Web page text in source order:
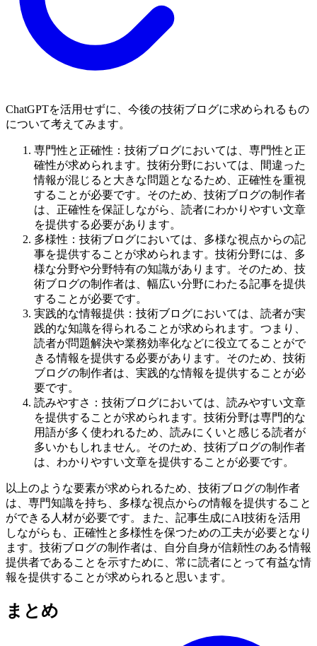
ChatGPTを活用せずに、今後の技術ブログに求められるもの
について考えてみます。
専門性と正確性：技術ブログにおいては、専門性と正
確性が求められます。技術分野においては、間違った
情報が混じると大きな問題となるため、正確性を重視
することが必要です。そのため、技術ブログの制作者
は、正確性を保証しながら、読者にわかりやすい文章
を提供する必要があります。
多様性：技術ブログにおいては、多様な視点からの記
事を提供することが求められます。技術分野には、多
様な分野や分野特有の知識があります。そのため、技
術ブログの制作者は、幅広い分野にわたる記事を提供
することが必要です。
実践的な情報提供：技術ブログにおいては、読者が実
践的な知識を得られることが求められます。つまり、
読者が問題解決や業務効率化などに役立てることがで
きる情報を提供する必要があります。そのため、技術
ブログの制作者は、実践的な情報を提供することが必
要です。
読みやすさ：技術ブログにおいては、読みやすい文章
を提供することが求められます。技術分野は専門的な
用語が多く使われるため、読みにくいと感じる読者が
多いかもしれません。そのため、技術ブログの制作者
は、わかりやすい文章を提供することが必要です。
以上のような要素が求められるため、技術ブログの制作者
は、専門知識を持ち、多様な視点からの情報を提供すること
ができる人材が必要です。また、記事生成にAI技術を活用
しながらも、正確性と多様性を保つための工夫が必要となり
ます。技術ブログの制作者は、自分自身が信頼性のある情報
提供者であることを示すために、常に読者にとって有益な情
報を提供することが求められると思います。
まとめ